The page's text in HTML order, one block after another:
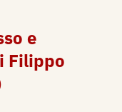
e
Filippo